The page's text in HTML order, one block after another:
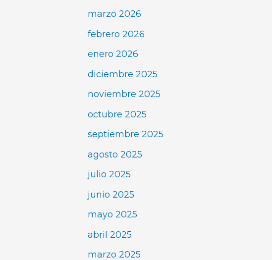
marzo 2026
febrero 2026
enero 2026
diciembre 2025
noviembre 2025
octubre 2025
septiembre 2025
agosto 2025
julio 2025
junio 2025
mayo 2025
abril 2025
marzo 2025